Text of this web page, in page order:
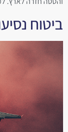
ביטוח